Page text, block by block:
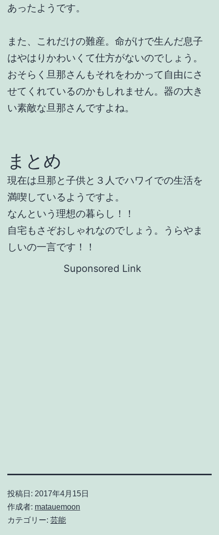
あったようです。
また、これだけの難産。命がけで生んだ息子
はやはりかわいくて仕方がないのでしょう。
おそらく旦那さんもそれをわかって自由にさ
せてくれているのかもしれません。器の大き
い素敵な旦那さんですよね。
まとめ
現在は旦那と子供と３人でハワイでの生活を
満喫しているようですよ。
なんという理想の暮らし！！
自宅もさぞおしゃれなのでしょう。うらやま
しいの一言です！！
Suponsored Link
投稿日: 2017年4月15日
作成者: matauemoon
カテゴリー: 芸能